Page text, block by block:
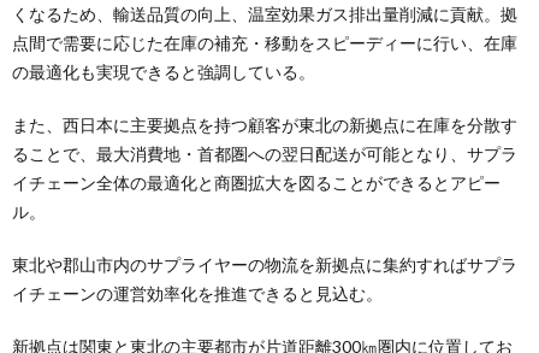
くなるため、輸送品質の向上、温室効果ガス排出量削減に貢献。拠
点間で需要に応じた在庫の補充・移動をスピーディーに行い、在庫
の最適化も実現できると強調している。
また、西日本に主要拠点を持つ顧客が東北の新拠点に在庫を分散す
ることで、最大消費地・首都圏への翌日配送が可能となり、サプラ
イチェーン全体の最適化と商圏拡大を図ることができるとアピー
ル。
東北や郡山市内のサプライヤーの物流を新拠点に集約すればサプラ
イチェーンの運営効率化を推進できると見込む。
新拠点は関東と東北の主要都市が片道距離300㎞圏内に位置してお